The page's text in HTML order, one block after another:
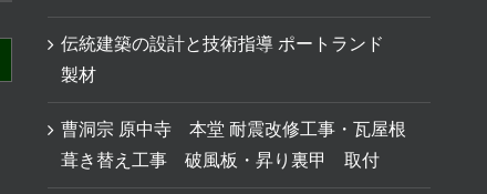
伝統建築の設計と技術指導 ポートランド
製材
曹洞宗 原中寺 本堂 耐震改修工事・瓦屋根
葺き替え工事 破風板・昇り裏甲 取付